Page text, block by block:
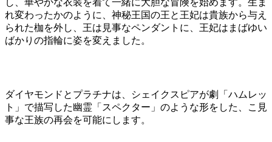
れ変わったかのように、神秘王国の王と王妃は貴族から与え
られた枷を外し、王は見事なペンダントに、王妃はまばゆい
ばかりの指輪に姿を変えました。
ダイヤモンドとプラチナは、シェイクスピアが劇「ハムレッ
ト」で描写した幽霊「スペクター」のような形をした、こ見
事な王族の再会を可能にします。